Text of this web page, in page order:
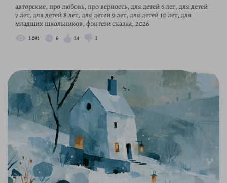
авторские, про любовь, про верность, для детей 6 лет, для детей
7 лет, для детей 8 лет, для детей 9 лет, для детей 10 лет, для
младших школьников, фэнтези сказка, 2026
1 091 6 14 1